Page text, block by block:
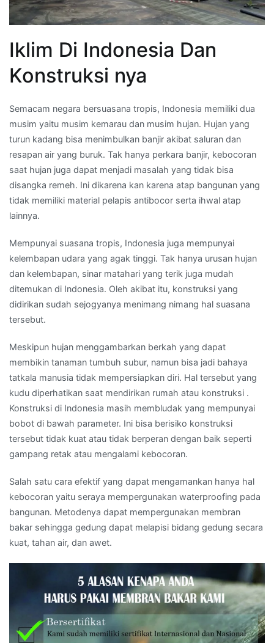
Iklim Di Indonesia Dan
Konstruksi nya
Semacam negara bersuasana tropis, Indonesia memiliki dua
musim yaitu musim kemarau dan musim hujan. Hujan yang
turun kadang bisa menimbulkan banjir akibat saluran dan
resapan air yang buruk. Tak hanya perkara banjir, kebocoran
saat hujan juga dapat menjadi masalah yang tidak bisa
disangka remeh. Ini dikarena kan karena atap bangunan yang
tidak memiliki material pelapis antibocor serta ihwal atap
lainnya.
Mempunyai suasana tropis, Indonesia juga mempunyai
kelembapan udara yang agak tinggi. Tak hanya urusan hujan
dan kelembapan, sinar matahari yang terik juga mudah
ditemukan di Indonesia. Oleh akibat itu, konstruksi yang
didirikan sudah sejogyanya menimang nimang hal suasana
tersebut.
Meskipun hujan menggambarkan berkah yang dapat
membikin tanaman tumbuh subur, namun bisa jadi bahaya
tatkala manusia tidak mempersiapkan diri. Hal tersebut yang
kudu diperhatikan saat mendirikan rumah atau konstruksi .
Konstruksi di Indonesia masih membludak yang mempunyai
bobot di bawah parameter. Ini bisa berisiko konstruksi
tersebut tidak kuat atau tidak berperan dengan baik seperti
gampang retak atau mengalami kebocoran.
Salah satu cara efektif yang dapat mengamankan hanya hal
kebocoran yaitu seraya mempergunakan waterproofing pada
bangunan. Metodenya dapat mempergunakan membran
bakar sehingga gedung dapat melapisi bidang gedung secara
kuat, tahan air, dan awet.